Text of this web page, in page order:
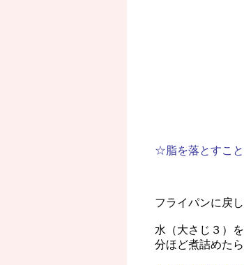
☆脂を落とすこと
フライパンに戻
水（大さじ３）
分ほど煮詰めた